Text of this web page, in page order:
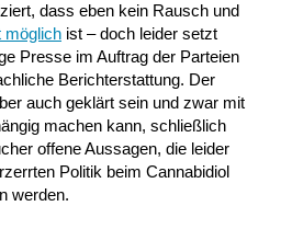
dass eben kein Rausch und
möglich ist – doch leider setzt
Presse im Auftrag der Parteien
Berichterstattung. Der
auch geklärt sein und zwar mit
machen kann, schließlich
offene Aussagen, die leider
Politik beim Cannabidiol
werden.